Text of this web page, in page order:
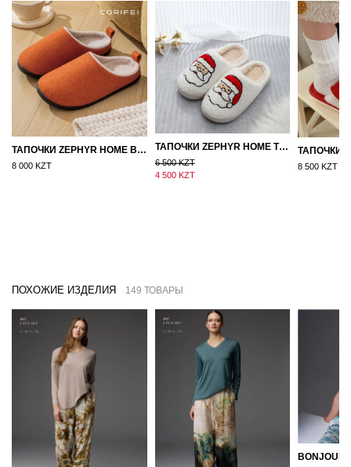
ТАПОЧКИ ZEPHYR HOME ВОЙЛОК ОРАНЖЕВЫЙ
8 000 KZT
ТАПОЧКИ ZEPHYR HOME ТЕДДИ ДЕД МОРОЗ NEW
6 500 KZT
4 500 KZT
8 500 KZT
ПОХОЖИЕ ИЗДЕЛИЯ 149 ТОВАРЫ